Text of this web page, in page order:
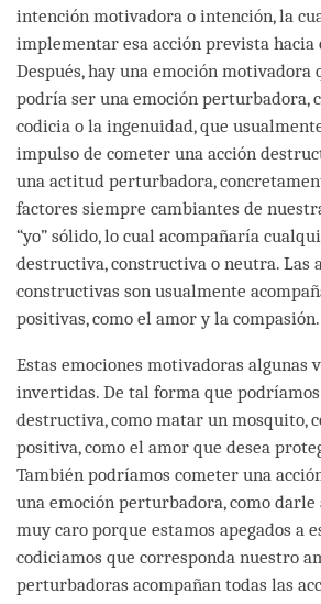
intención motivadora o intención, la
implementar esa acción prevista hacia
Después, hay una emoción motivadora
podría ser una emoción perturbadora,
codicia o la ingenuidad, que
impulso de cometer una acción
una actitud perturbadora,
factores siempre cambiantes de
“yo” sólido, lo cual acompañaría
destructiva, constructiva o neutra. Las
constructivas son usualmente
positivas, como el amor y la compasión.
Estas emociones motivadoras algunas
invertidas. De tal forma que
destructiva, como matar un mosquito,
positiva, como el amor que desea
También podríamos cometer una
una emoción perturbadora, como
muy caro porque estamos apegados a
codiciamos que corresponda nuestro
perturbadoras acompañan todas las